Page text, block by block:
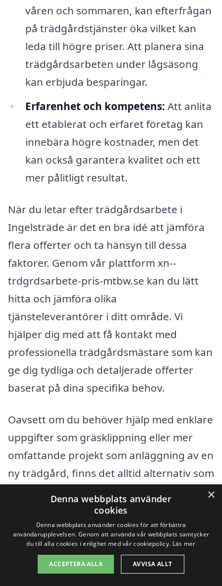
våren och sommaren, kan efterfrågan
på trädgårdstjänster öka vilket kan
leda till högre priser. Att planera sina
trädgårdsarbeten under lågsäsong
kan erbjuda besparingar.
Erfarenhet och kompetens: Att anlita
ett etablerat och erfaret företag kan
innebära högre kostnader, men det
kan också garantera kvalitet och ett
mer pålitligt resultat.
När du letar efter trädgårdsarbete i
Ingelsträde är det en bra idé att jämföra
flera offerter och ta hänsyn till dessa
faktorer. Genom vår plattform xn--
trdgrdsarbete-pris-mtbw.se kan du lätt
hitta och jämföra olika
tjänsteleverantörer i ditt område. Vi
hjälper dig med att få kontakt med
professionella trädgårdsmästare som kan
ge dig tydliga och detaljerade offerter
baserat på dina specifika behov.
Oavsett om du behöver hjälp med enklare
uppgifter som gräsklippning eller mer
omfattande projekt som anläggning av en
ny trädgård, finns det alltid alternativ som
information och hjälp kan du hitta
prisvärda och kompetenta tjänster för allt
som rör trädgårdsarbete i Ingelsträde.
×
Denna webbplats använder
cookies
Denna webbplats använder cookies för att förbättra
användarupplevelsen. Genom att använda vår webbplats samtycker
du till alla cookies i enlighet med vår cookiepolicy. Läs mer
ACCEPTERA ALLA AVVISA ALLT